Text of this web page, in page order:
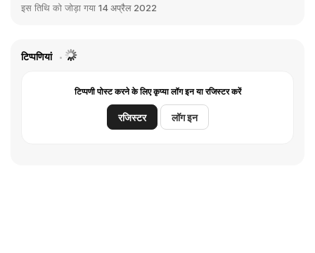
इस तिथि को जोड़ा गया 14 अप्रैल 2022
टिप्पणियां
टिप्पणी पोस्ट करने के लिए कृप्या लॉग इन या रजिस्टर करें
रजिस्टर लॉग इन